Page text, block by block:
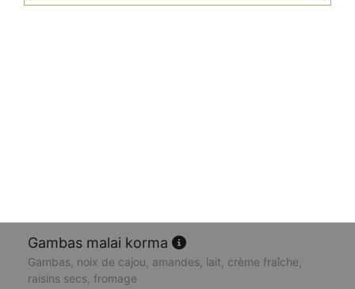
Gambas malai korma
Gambas, noix de cajou, amandes, lait, crème fraîche,
raisins secs, fromage